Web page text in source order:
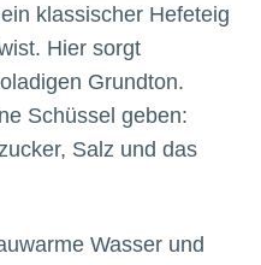
klassischer Hefeteig
Hier sorgt
Grundton.
Schüssel geben:
Salz und das
Wasser und